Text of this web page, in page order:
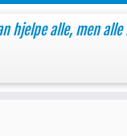
hjelpe alle, men